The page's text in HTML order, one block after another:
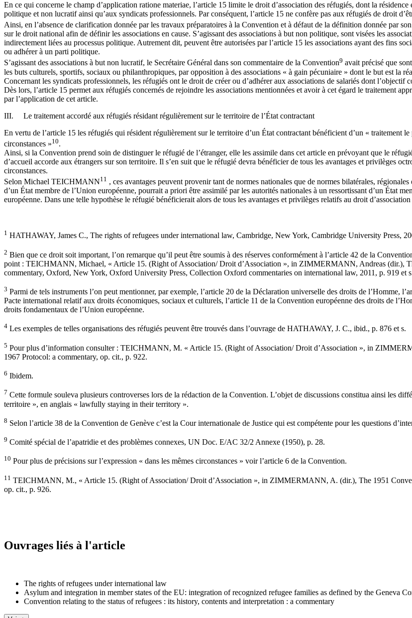
En ce qui concerne le champ d’application ratione materiae, l’article 15 limite le droit d’association des réfugiés, dont la
politique et non lucratif ainsi qu’aux syndicats professionnels. Par conséquent, l’article 15 ne confère pas aux réfugiés de droit
Ainsi, en l’absence de clarification donnée par les travaux préparatoires à la Convention et à défaut de la définition donnée par
sur le droit national afin de définir les associations en cause. S’agissant des associations à but non politique, sont visées les
indirectement liées au processus politique. Autrement dit, peuvent être autorisées par l’article 15 les associations ayant des fins
ou adhérer à un parti politique.
S’agissant des associations à but non lucratif, le Secrétaire Général dans son commentaire de la Convention9 avait précisé que
les buts culturels, sportifs, sociaux ou philanthropiques, par opposition à des associations « à gain pécuniaire » dont le but est la
Concernant les syndicats professionnels, les réfugiés ont le droit de créer ou d’adhérer aux associations de salariés dont l’objectif
Dès lors, l’article 15 permet aux réfugiés concernés de rejoindre les associations mentionnées et avoir à cet égard le traitement
par l’application de cet article.
III. Le traitement accordé aux réfugiés résidant régulièrement sur le territoire de l’État contractant
En vertu de l’article 15 les réfugiés qui résident régulièrement sur le territoire d’un État contractant bénéficient d’un « traitement
circonstances »10.
Ainsi, si la Convention prend soin de distinguer le réfugié de l’étranger, elle les assimile dans cet article en prévoyant que le
d’accueil accorde aux étrangers sur son territoire. Il s’en suit que le réfugié devra bénéficier de tous les avantages et privilèges
circonstances.
Selon Michael TEICHMANN11 , ces avantages peuvent provenir tant de normes nationales que de normes bilatérales,
d’un État membre de l’Union européenne, pourrait a priori être assimilé par les autorités nationales à un ressortissant d’un État
européenne. Dans une telle hypothèse le réfugié bénéficierait alors de tous les avantages et privilèges relatifs au droit
1 HATHAWAY, James C., The rights of refugees under international law, Cambridge, New York, Cambridge University Press,
2 Bien que ce droit soit important, l’on remarque qu’il peut être soumis à des réserves conformément à l’article 42 de la
point : TEICHMANN, Michael, « Article 15. (Right of Association/ Droit d’Association », in ZIMMERMANN, Andreas (dir.),
commentary, Oxford, New York, Oxford University Press, Collection Oxford commentaries on international law, 2011, p. 919 et
3 Parmi de tels instruments l’on peut mentionner, par exemple, l’article 20 de la Déclaration universelle des droits de l’Homme,
Pacte international relatif aux droits économiques, sociaux et culturels, l’article 11 de la Convention européenne des droits de
droits fondamentaux de l’Union européenne.
4 Les exemples de telles organisations des réfugiés peuvent être trouvés dans l’ouvrage de HATHAWAY, J. C., ibid., p. 876 et s.
5 Pour plus d’information consulter : TEICHMANN, M. « Article 15. (Right of Association/ Droit d’Association », in
1967 Protocol: a commentary, op. cit., p. 922.
6 Ibidem.
7 Cette formule souleva plusieurs controverses lors de la rédaction de la Convention. L’objet de discussions constitua ainsi les
territoire », en anglais « lawfully staying in their territory ».
8 Selon l’article 38 de la Convention de Genève c’est la Cour internationale de Justice qui est compétente pour les questions
9 Comité spécial de l’apatridie et des problèmes connexes, UN Doc. E/AC 32/2 Annexe (1950), p. 28.
10 Pour plus de précisions sur l’expression « dans les mêmes circonstances » voir l’article 6 de la Convention.
11 TEICHMANN, M., « Article 15. (Right of Association/ Droit d’Association », in ZIMMERMANN, A. (dir.), The 1951
op. cit., p. 926.
Ouvrages liés à l'article
The rights of refugees under international law
Asylum and integration in member states of the EU: integration of recognized refugee families as defined by the Geneva
Convention relating to the status of refugees : its history, contents and interpretation : a commentary